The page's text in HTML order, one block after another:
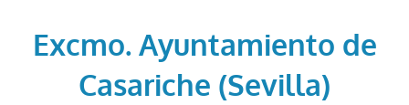
contenidoExcmo. Ayuntamiento de
Casariche (Sevilla)